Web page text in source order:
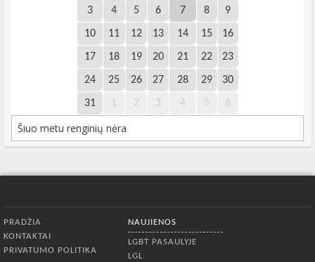
3 4 5 6 7 8 9
10 11 12 13 14 15 16
17 18 19 20 21 22 23
24 25 26 27 28 29 30
31 1 2 3 4 5 6
Šiuo metu renginių nėra
PRADŽIA
KONTAKTAI
PRIVATUMO POLITIKA
NAUJIENOS
LGBT PASAULYJE
LGL